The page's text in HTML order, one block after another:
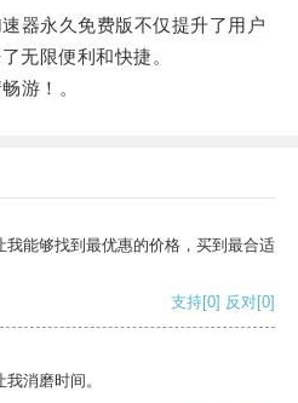
永久免费版不仅提升了用户
无限便利和快捷。
游！。
能够找到最优惠的价格，买到最合适
支持[0] 反对[0]
消磨时间。